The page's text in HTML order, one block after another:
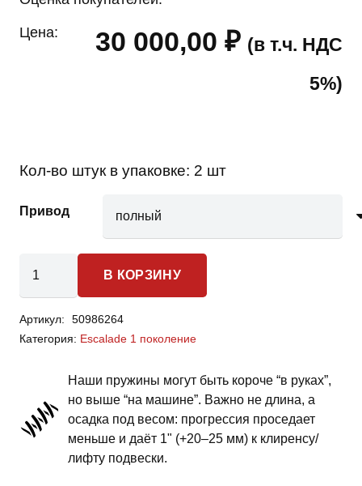
Цена: 30 000,00 ₽ (в т.ч. НДС
5%)
Кол-во штук в упаковке: 2 шт
Привод
товара
Escalade
1
пружины
задней
подвески
В КОРЗИНУ
Артикул:
50986264
Категория: Escalade 1 поколение
Наши пружины могут быть короче “в руках”,
но выше “на машине”. Важно не длина, а
осадка под весом: прогрессия проседает
меньше и даёт 1" (+20–25 мм) к клиренсу/
лифту подвески.